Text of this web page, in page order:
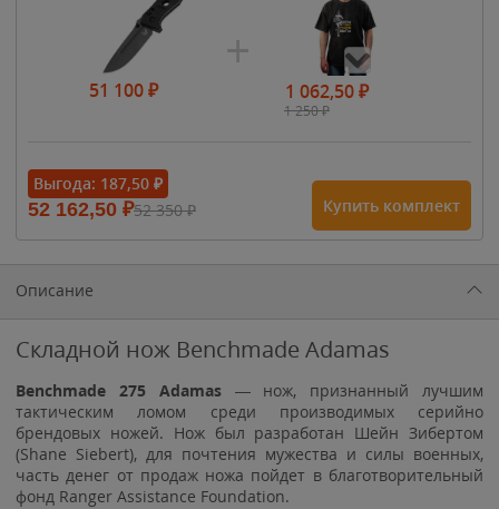
51 100₽ 1 062,50₽
1 250₽
1 900₽1 900₽
Выгода: 187,50 ₽
52 162,50 ₽52 350₽ Купить комплект
Описание
Складной нож Benchmade Adamas
Benchmade 275 Adamas— нож, признанный лучшим
тактическим ломом среди производимых серийно
брендовых ножей. Нож был разработан Шейн Зибертом
(Shane Siebert), для почтения мужества и силы военных,
часть денег от продаж ножа пойдет в благотворительный
фонд Ranger Assistance Foundation.